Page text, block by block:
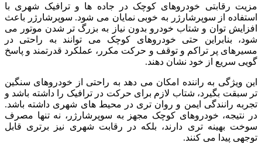
مزیت رقابتی خودروهای کوچک در جاده ها و ترافیک شهری با
استفاده از سوپرشارژر به خوبی نمایان می شود. سوپرشارژر باعث
افزایش توان و شتاب خودرو بدون نیاز به بزرگ تر شدن موتور می
شود، بنابراین حتی خودروهای کوچک می توانند به راحتی در
مسیرهای پر تراکم و توقف و حرکت مکرر، عملکرد قدرتمند و پاسخ
گویی سریع از خود نشان دهند.
این ویژگی به راننده امکان می دهد به راحتی از خودروهای سنگین
تر سبقت بگیرد، شتاب لازم برای حرکت در ترافیک را داشته باشد و
تجربه رانندگی ایمن و روان تری در محیط های شهری داشته باشد.
در نتیجه، خودروهای کوچک مجهز به سوپرشارژر، نه تنها مصرف
سوخت بهینه تری دارند، بلکه در رقابت شهری نیز برتری قابل
توجهی پیدا می کنند.